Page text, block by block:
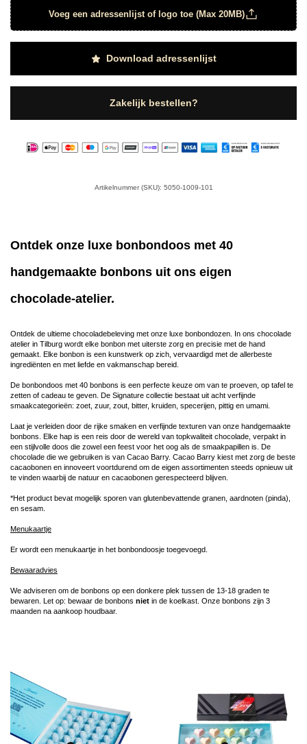
Voeg een adressenlijst of logo toe (Max 20MB)
Download adressenlijst
Zakelijk bestellen?
Artikelnummer (SKU): 5050-1009-101
Ontdek onze luxe bonbondoos met 40
handgemaakte bonbons uit ons eigen
chocolade-atelier.
Ontdek de ultieme chocoladebeleving met onze luxe bonbondozen. In ons chocolade
atelier in Tilburg wordt elke bonbon met uiterste zorg en precisie met de hand
gemaakt. Elke bonbon is een kunstwerk op zich, vervaardigd met de allerbeste
ingrediënten en met liefde en vakmanschap bereid.
De bonbondoos met 40 bonbons is een perfecte keuze om van te proeven, op tafel te
zetten of cadeau te geven. De Signature collectie bestaat uit acht verfijnde
smaakcategorieën: zoet, zuur, zout, bitter, kruiden, specerijen, pittig en umami.
Laat je verleiden door de rijke smaken en verfijnde texturen van onze handgemaakte
bonbons. Elke hap is een reis door de wereld van topkwaliteit chocolade, verpakt in
een stijlvolle doos die zowel een feest voor het oog als de smaakpapillen is. De
chocolade die we gebruiken is van Cacao Barry. Cacao Barry kiest met zorg de beste
cacaobonen en innoveert voortdurend om de eigen assortimenten steeds opnieuw uit
te vinden waarbij de natuur en cacaobonen gerespecteerd blijven.
*Het product bevat mogelijk sporen van glutenbevattende granen, aardnoten (pinda),
en sesam.
Menukaartje
Er wordt een menukaartje in het bonbondoosje toegevoegd.
Bewaaradvies
We adviseren om de bonbons op een donkere plek tussen de 13-18 graden te
bewaren. Let op: bewaar de bonbons niet in de koelkast. Onze bonbons zijn 3
maanden na aankoop houdbaar.